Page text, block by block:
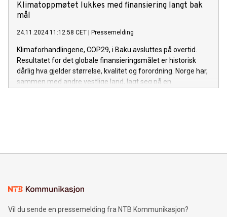
Klimatoppmøtet lukkes med finansiering langt bak
mål
24.11.2024 11:12:58 CET Pressemelding
Klimaforhandlingene, COP29, i Baku avsluttes på overtid.
Resultatet for det globale finansieringsmålet er historisk
dårlig hva gjelder størrelse, kvalitet og forordning. Norge har,
sammen med andre vestlige land, lagt seg på en
Vil du sende en pressemelding fra NTB Kommunikasjon?